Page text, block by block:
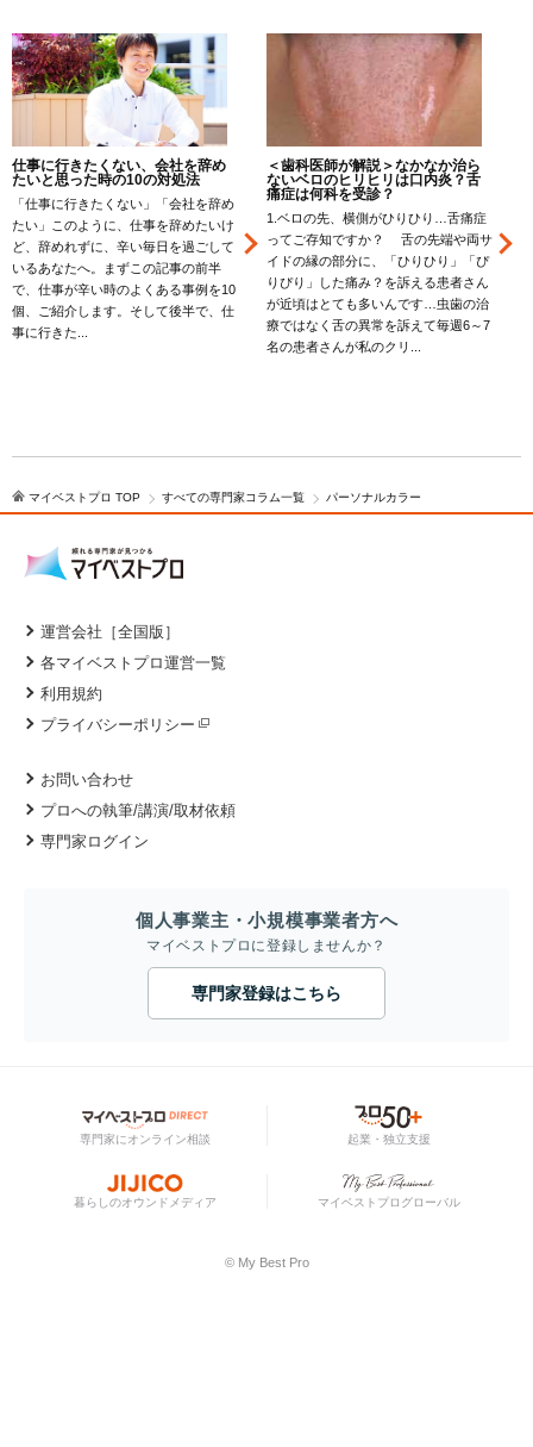
仕事に行きたくない、会社を辞め
たいと思った時の10の対処法
「仕事に行きたくない」「会社を辞め
たい」このように、仕事を辞めたいけ
ど、辞めれずに、辛い毎日を過ごして
いるあなたへ。まずこの記事の前半
で、仕事が辛い時のよくある事例を10
個、ご紹介します。そして後半で、仕
事に行きた...
＜歯科医師が解説＞なかなか治ら
ないベロのヒリヒリは口内炎？舌
痛症は何科を受診？
1.ベロの先、横側がひりひり…舌痛症
ってご存知ですか？ 舌の先端や両サ
イドの縁の部分に、「ひりひり」「ぴ
りぴり」した痛み？を訴える患者さん
が近頃はとても多いんです…虫歯の治
療ではなく舌の異常を訴えて毎週6～7
名の患者さんが私のクリ...
マイベストプロ TOP すべての専門家コラム一覧 パーソナルカラー
運営会社［全国版］
各マイベストプロ運営一覧
利用規約
プライバシーポリシー
お問い合わせ
プロへの執筆/講演/取材依頼
専門家ログイン
個人事業主・小規模事業者方へ
マイベストプロに登録しませんか？
専門家登録はこちら
専門家にオンライン相談 起業・独立支援
暮らしのオウンドメディア マイベストプログローバル
© My Best Pro